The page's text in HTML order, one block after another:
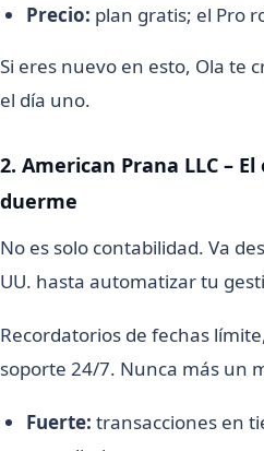
Precio: plan gratis; el Pro
Si eres nuevo en esto, Ola te
el día uno.
2. American Prana LLC –
duerme
No es solo contabilidad. Va
UU. hasta automatizar tu
Recordatorios de fechas
soporte 24/7. Nunca más un
Fuerte: transacciones en